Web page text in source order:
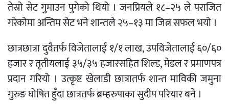
तेस्रो सेट गुमाउन पुगेको थियो । जनप्रियले १८–२५ ले पराजित
गरेकोमा अन्तिम सेट भने शान्तले २५–१३ मा जित्न सफल भयो ।
छात्रछात्रा दुवैतर्फ विजेतालाई १/१ लाख, उपविजेतालाई ६०/६०
हजार र तृतीयलाई ३५/३५ हजारसहित शिल्ड, मेडल र प्रमाणपत्र
प्रदान गरियो । उत्कृष्ट खेलाडी छात्रातर्फ शान्त माविकी जमुना
गुरुङ घोषित हुँदा छात्रतर्फ ब्रम्हरुपाका सुदीप परियार बने ।